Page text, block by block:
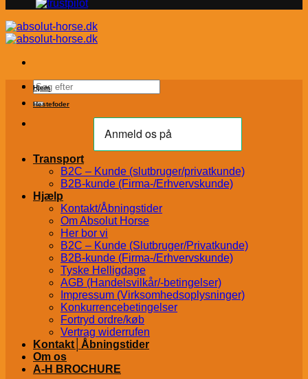
Søg
efter:
Transport
B2C – Kunde (slutbruger/privatkunde)
B2B-kunde (Firma-/Erhvervskunde)
Hjælp
Kontakt/Åbningstider
Om Absolut Horse
Her bor vi
B2C – Kunde (Slutbruger/Privatkunde)
B2B-kunde (Firma-/Erhvervskunde)
Tyske Helligdage
AGB (Handelsvilkår/-betingelser)
Impressum (Virksomhedsoplysninger)
Konkurrencebetingelser
Fortryd ordre/køb
Vertrag widerrufen
Kontakt│Åbningstider
Om os
A-H BROCHURE
Hjem
Hestefoder